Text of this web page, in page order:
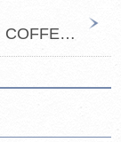
＜阿寒湖エリア＞AKAN COFFEE STANDがオープンしました！